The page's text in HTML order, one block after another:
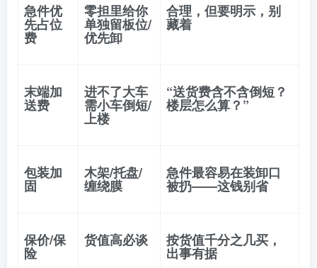
急件优
先占位
费
零担里给你
单独留板位/
优先卸
合理，但要明示，别
藏着
末端加
送费
进不了大车
需小车倒短/
上楼
“送货费含不含倒短？
楼层怎么算？”
包装加
固
木架/托盘/
缠绕膜
急件最容易在装卸口
被扔——这钱别省
保价/保
险
货值高必谈 按货值千分之几买，
出事有据